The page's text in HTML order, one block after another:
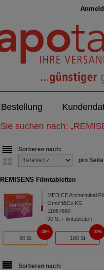
Bestellung
Sie suchen nach: „
Sortieren nach:
pro Seite
REMISENS Filmtabletten
MEDICE Arzneimittel
GmbH&Co.KG
11867860
90St Filmtabletten
90 St
35%
180 St
32%
Sortieren nach: